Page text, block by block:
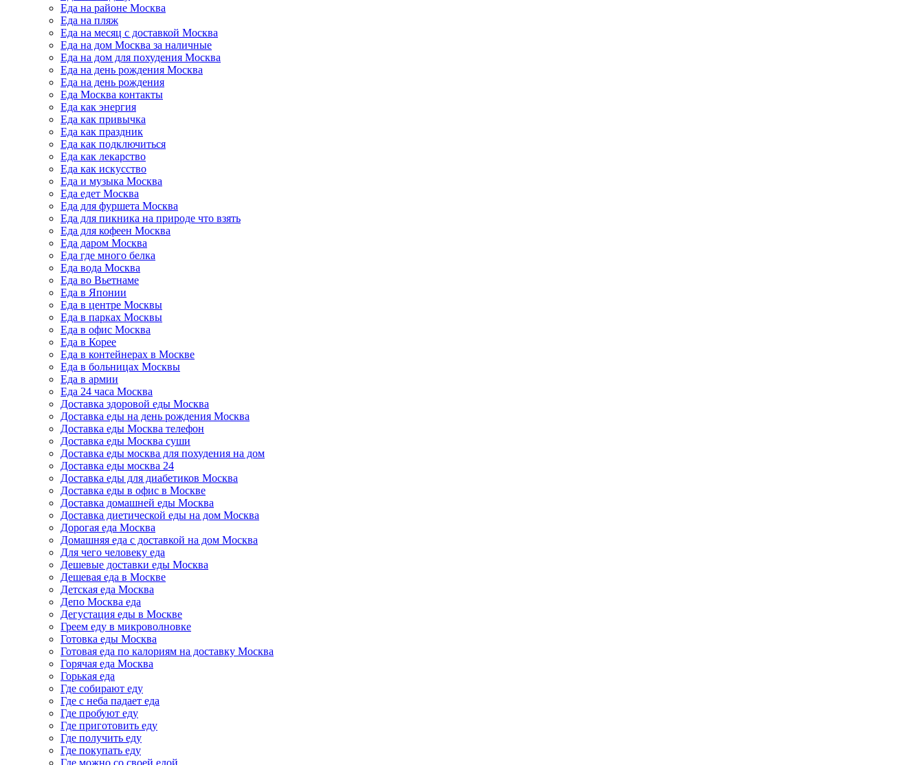
Еда на районе Москва
Еда на пляж
Еда на месяц с доставкой Москва
Еда на дом Москва за наличные
Еда на дом для похудения Москва
Еда на день рождения Москва
Еда на день рождения
Еда Москва контакты
Еда как энергия
Еда как привычка
Еда как праздник
Еда как подключиться
Еда как лекарство
Еда как искусство
Еда и музыка Москва
Еда едет Москва
Еда для фуршета Москва
Еда для пикника на природе что взять
Еда для кофеен Москва
Еда даром Москва
Еда где много белка
Еда вода Москва
Еда во Вьетнаме
Еда в Японии
Еда в центре Москвы
Еда в парках Москвы
Еда в офис Москва
Еда в Корее
Еда в контейнерах в Москве
Еда в больницах Москвы
Еда в армии
Еда 24 часа Москва
Доставка здоровой еды Москва
Доставка еды на день рождения Москва
Доставка еды Москва телефон
Доставка еды Москва суши
Доставка еды москва для похудения на дом
Доставка еды москва 24
Доставка еды для диабетиков Москва
Доставка еды в офис в Москве
Доставка домашней еды Москва
Доставка диетической еды на дом Москва
Дорогая еда Москва
Домашняя еда с доставкой на дом Москва
Для чего человеку еда
Дешевые доставки еды Москва
Дешевая еда в Москве
Детская еда Москва
Депо Москва еда
Дегустация еды в Москве
Греем еду в микроволновке
Готовка еды Москва
Готовая еда по калориям на доставку Москва
Горячая еда Москва
Горькая еда
Где собирают еду
Где с неба падает еда
Где пробуют еду
Где приготовить еду
Где получить еду
Где покупать еду
Где можно со своей едой